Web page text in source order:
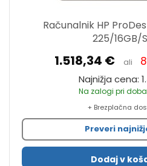
Računalnik HP
225/16GB/
1.518,34 € ali
Najnižja cena:
Na zalogi pri
+ Brezplačna
Preveri
Dodaj v